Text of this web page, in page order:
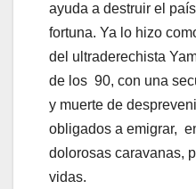
ayuda a destruir el
fortuna. Ya lo hizo
del ultraderechista
de los 90, con una
y muerte de
obligados a emigrar,
dolorosas caravanas,
vidas.